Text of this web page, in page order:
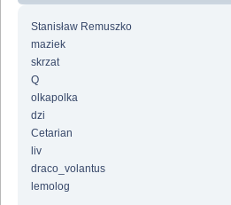
Stanisław Remuszko
maziek
skrzat
Q
olkapolka
dzi
Cetarian
liv
draco_volantus
lemolog